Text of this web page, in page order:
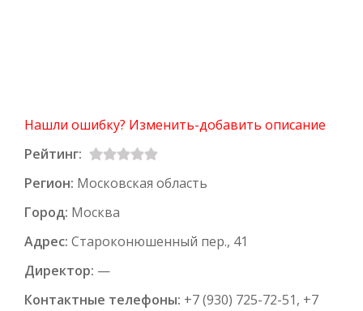
Нашли ошибку? Изменить-добавить описание
Рейтинг:
Регион: Московская область
Город: Москва
Адрес: Староконюшенный пер., 41
Директор: —
Контактные телефоны: +7 (930) 725-72-51, +7